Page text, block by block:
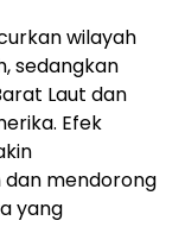
wilayah
sedangkan
Laut dan
Efek
mendorong
yang